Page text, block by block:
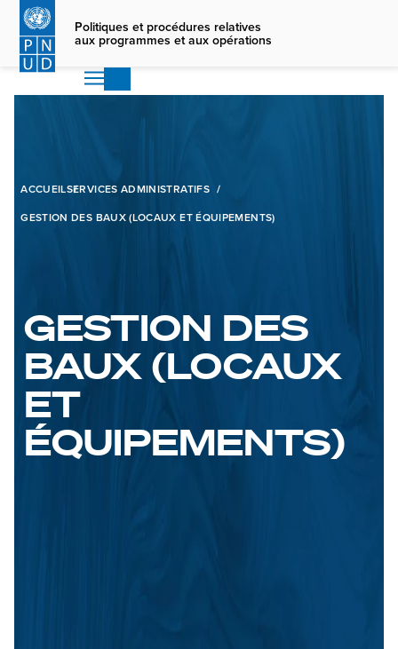
Skip
main
content
Politiques et procédures relatives
aux programmes et aux opérations
ACCUEILSERVICES ADMINISTRATIFS
GESTION DES BAUX (LOCAUX ET ÉQUIPEMENTS)
GESTION DES
BAUX (LOCAUX
ET
ÉQUIPEMENTS)